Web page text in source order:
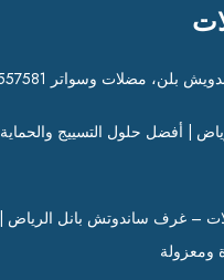
مضلات وسواتر 0569557581
| أفضل حلول التسييج والحماية
– غرف ساندوتش بانل الرياض |
ومعزولة